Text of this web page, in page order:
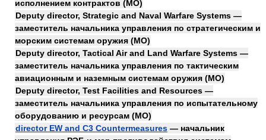
исполнением контрактов (МО)
Deputy director, Strategic and Naval Warfare Systems —
заместитель начальника управления по стратегическим и
морским системам оружия (МО)
Deputy director, Tactical Air and Land Warfare Systems —
заместитель начальника управления по тактическим
авиационным и наземным системам оружия (МО)
Deputy director, Test Facilities and Resources —
заместитель начальника управления по испытательному
оборудованию и ресурсам (МО)
director EW and C3 Countermeasures — начальник